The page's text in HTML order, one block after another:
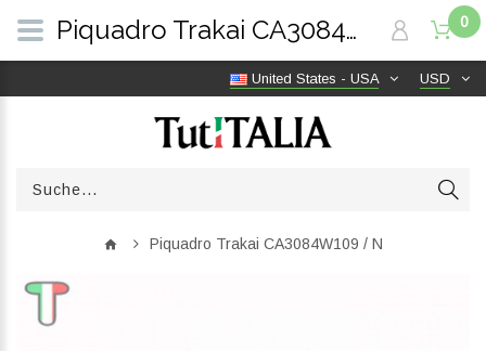
USD
United States - USA
0
Piquadro Trakai CA3084W109 / N
Piquadro Trakai CA3084W109 / N | TutITALIA